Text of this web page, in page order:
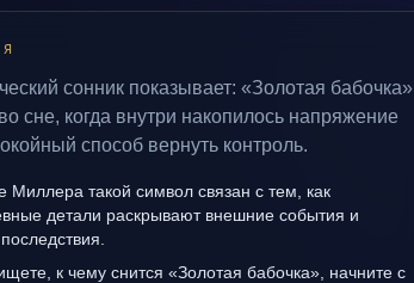
сонник показывает: «Золотая бабочка»
сне, когда внутри накопилось напряжение
способ вернуть контроль.
Миллера такой символ связан с тем, как
детали раскрывают внешние события и
к чему снится «Золотая бабочка», начните с